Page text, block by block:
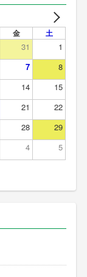
金 土
31
1
7
8
14
15
21
22
28
29
4 5